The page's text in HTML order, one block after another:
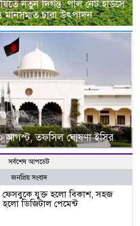
নতুন দিগন্ত: পলি নেট হাউসে
মানসম্মত চারা উৎপাদন
২০ আগস্ট, তফসিল ঘোষণা ইসির
সর্বশেষ আপডেট
জনপ্রিয় সংবাদ
ফেসবুকে যুক্ত হলো বিকাশ, সহজ
হলো ডিজিটাল পেমেন্ট